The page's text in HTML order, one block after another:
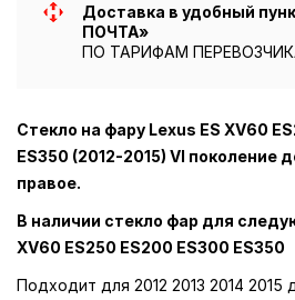
Доставка в удобный
ПОЧТА»
ПО ТАРИФАМ
Стекло на фару Lexus ES XV60
ES350 (2012-2015) VI поколение
правое.
В наличии стекло фар для
XV60 ES250 ES200 ES300 ES350
Подходит для 2012 2013 2014 2015